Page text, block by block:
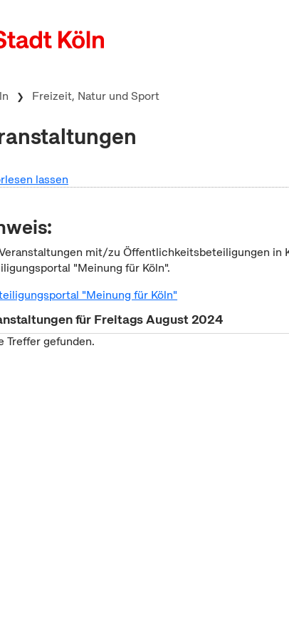
Freizeit, Natur und Sport
lassen
mit/zu Öffentlichkeitsbeteiligungen in
"Meinung für Köln".
"Meinung für Köln"
für Freitags August 2024
Treffer gefunden.